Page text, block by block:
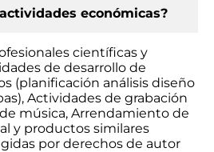
económicas?
científicas y
de desarrollo de
(planificación análisis diseño
Actividades de grabación
música, Arrendamiento de
y productos similares
por derechos de autor